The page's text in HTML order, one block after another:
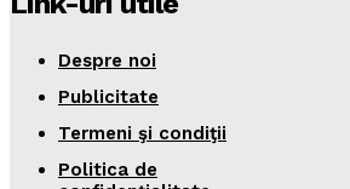
Despre noi
Publicitate
Termeni şi condiţii
Politica de